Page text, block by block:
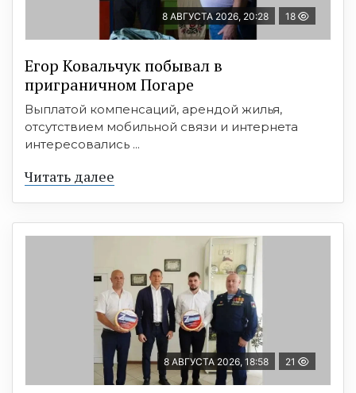
8 АВГУСТА 2026, 20:28 18
Егор Ковальчук побывал в
приграничном Погаре
Выплатой компенсаций, арендой жилья,
отсутствием мобильной связи и интернета
интересовались ...
Читать далее
8 АВГУСТА 2026, 18:58 21